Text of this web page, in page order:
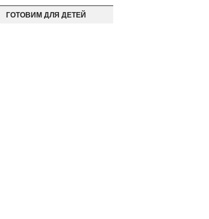
ГОТОВИМ ДЛЯ ДЕТЕЙ